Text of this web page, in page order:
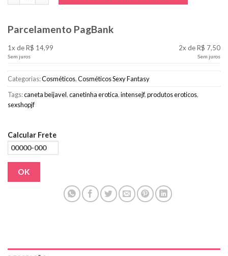
Parcelamento PagBank
1x de R$ 14,99
Sem juros
2x de R$ 7,50
Sem juros
Categorias:Cosméticos,Cosméticos Sexy Fantasy
Tags:caneta beijavel,canetinha erotica,intensejf,produtos eroticos,
sexshopjf
Calcular Frete
OK